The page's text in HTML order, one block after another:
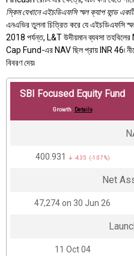
স্কিম যেখানে এইচডিএফসি স্মল ক্যাপ ফান্ড
এনএভির তুলনা চিত্রিত করে যে এইচডিএফসি
2018 পর্যন্ত, L&T উদীয়মান ব্যবসা
Cap Fund-এর NAV ছিল প্রায় INR 46৷
বিবরণ দেয়৷
SBI Focused Equity Fund
Growth Details
₹400.931 ↓ -4.35 (-1.07 %)
Net
₹47,274 on 30 Jun 26
11 Oct 04